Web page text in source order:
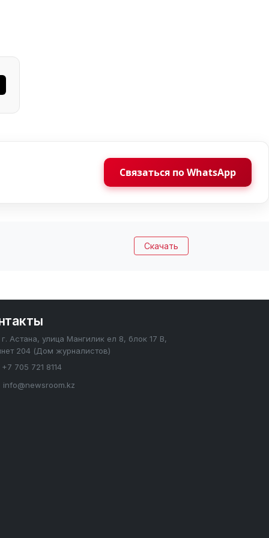
Связаться по WhatsApp
Скачать
г. Астана, улица Мангилик ел 8, блок 17 В,
204 (Дом журналистов)
+7 705 721 8114
info@newsroom.kz